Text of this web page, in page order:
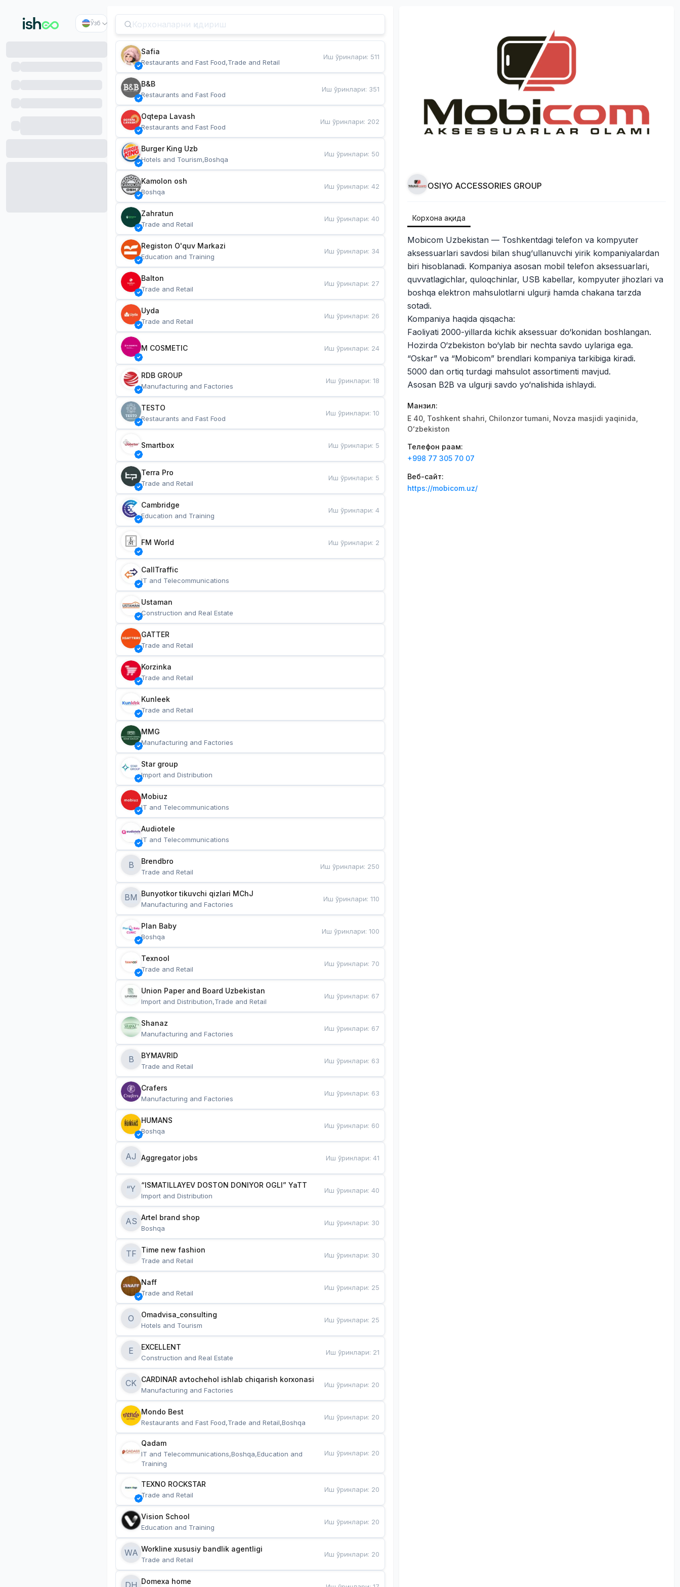
Ўзб
Safia
Restaurants and Fast Food,Trade and Retail
Иш ўринлари: 511
B&B
Restaurants and Fast Food
Иш ўринлари: 351
Oqtepa Lavash
Restaurants and Fast Food
Иш ўринлари: 202
Burger King Uzb
Hotels and Tourism,Boshqa
Иш ўринлари: 50
Kamolon osh
Boshqa
Иш ўринлари:42
Zahratun
Trade and Retail
Иш ўринлари:40
Registon O'quv Markazi
Education and Training
Иш ўринлари: 34
Balton
Trade and Retail
Иш ўринлари: 27
Uyda
Trade and Retail
Иш ўринлари: 26
M COSMETIC Иш ўринлари: 24
RDB GROUP
Manufacturing and Factories
Иш ўринлари:18
TESTO
Restaurants and Fast Food
Иш ўринлари:10
Smartbox Иш ўринлари: 5
Terra Pro
Trade and Retail
Иш ўринлари: 5
Cambridge
Education and Training
Иш ўринлари:4
FM World Иш ўринлари: 2
CallTraffic
IT and Telecommunications
Ustaman
Construction and Real Estate
GATTER
Trade and Retail
Korzinka
Trade and Retail
Kunleek
Trade and Retail
MMG
Manufacturing and Factories
Star group
Import and Distribution
Mobiuz
IT and Telecommunications
Audiotele
IT and Telecommunications
B Brendbro
Trade and Retail
Иш ўринлари: 250
BM
Manufacturing and Factories
Иш ўринлари:110
Plan Baby
Boshqa
Иш ўринлари:100
Texnool
Trade and Retail
Иш ўринлари: 70
Union Paper and Board Uzbekistan
Import and Distribution,Trade and Retail
Иш ўринлари: 67
Shanaz
Manufacturing and Factories
Иш ўринлари: 67
B BYMAVRID
Trade and Retail
Иш ўринлари: 63
Crafers
Manufacturing and Factories
Иш ўринлари: 63
HUMANS
Boshqa
Иш ўринлари: 60
AJ Aggregator jobs Иш ўринлари:41
“Y “ISMATILLAYEV DOSTON DONIYOR OGLI” YaTT
Import and Distribution
Иш ўринлари:40
AS Artel brand shop
Boshqa
Иш ўринлари: 30
TF Time new fashion
Trade and Retail
Иш ўринлари: 30
Naff
Trade and Retail
Иш ўринлари: 25
O Omadvisa_consulting
Hotels and Tourism
Иш ўринлари: 25
E EXCELLENT
Construction and Real Estate
Иш ўринлари: 21
CK CARDINAR avtochehol ishlab chiqarish korxonasi
Manufacturing and Factories
Иш ўринлари: 20
Mondo Best
Restaurants and Fast Food,Trade and Retail,Boshqa
Иш ўринлари: 20
Qadam
IT and Telecommunications,Boshqa,Education and
Training
Иш ўринлари: 20
TEXNO ROCKSTAR
Trade and Retail
Иш ўринлари: 20
Vision School
Education and Training
Иш ўринлари: 20
WA Workline xususiy bandlik agentligi
Trade and Retail
Иш ўринлари: 20
DH Domexa home
OSIYO ACCESSORIES GROUP
Корхона ҳақида
Mobicom Uzbekistan — Toshkentdagi telefon va kompyuter
aksessuarlari savdosi bilan shug‘ullanuvchi yirik kompaniyalardan
biri hisoblanadi. Kompaniya asosan mobil telefon aksessuarlari,
quvvatlagichlar, quloqchinlar, USB kabellar, kompyuter jihozlari va
boshqa elektron mahsulotlarni ulgurji hamda chakana tarzda
sotadi.
Kompaniya haqida qisqacha:
Faoliyati 2000-yillarda kichik aksessuar do‘konidan boshlangan.
Hozirda O‘zbekiston bo‘ylab bir nechta savdo uylariga ega.
“Oskar” va “Mobicom” brendlari kompaniya tarkibiga kiradi.
5000 dan ortiq turdagi mahsulot assortimenti mavjud.
Asosan B2B va ulgurji savdo yo‘nalishida ishlaydi.
Манзил:
E 40, Toshkent shahri, Chilonzor tumani, Novza masjidi yaqinida,
Oʻzbekiston
Телефон рақам:
+998 77 305 70 07
Веб-сайт:
https://mobicom.uz/